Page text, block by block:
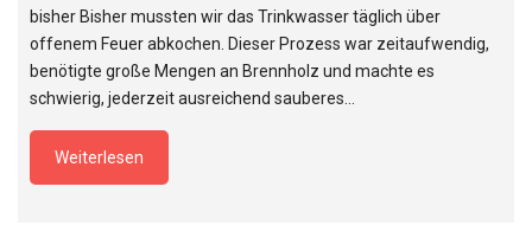
bisher Bisher mussten wir das Trinkwasser täglich über
offenem Feuer abkochen. Dieser Prozess war zeitaufwendig,
benötigte große Mengen an Brennholz und machte es
schwierig, jederzeit ausreichend sauberes…
Weiterlesen